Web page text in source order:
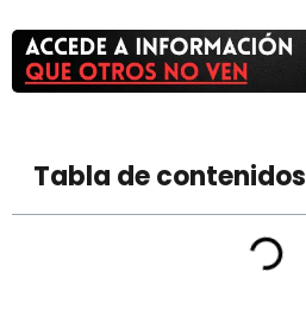
Tabla de contenidos